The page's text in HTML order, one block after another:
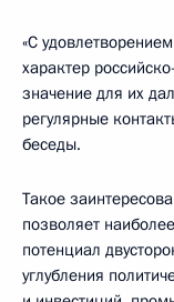
«С
характер
значение для их
регулярные
беседы.
Такое
позволяет
потенциал
углубления